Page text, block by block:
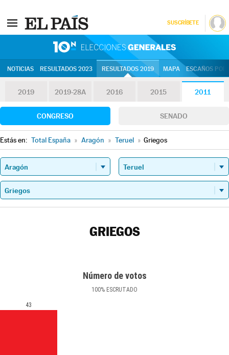
SUSCRÍBETE
NOTICIAS RESULTADOS 2023 RESULTADOS 2019 MAPA ESCAÑOS
2019 2019-28A 2016 2015 2011
CONGRESO SENADO
Estás en: Total España » Aragón » Teruel » Griegos
GRIEGOS
Número de votos
100% ESCRUTADO
43